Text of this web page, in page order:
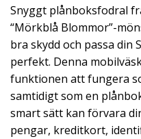
Snyggt plånboksfodral
“Mörkblå Blommor”-
bra skydd och passa din
perfekt. Denna
funktionen att fungera
samtidigt som en
smart sätt kan förvara
pengar, kreditkort,